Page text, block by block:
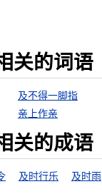
关的词语
及不得一脚指
亲上作亲
关的成语
及时行乐 及时雨